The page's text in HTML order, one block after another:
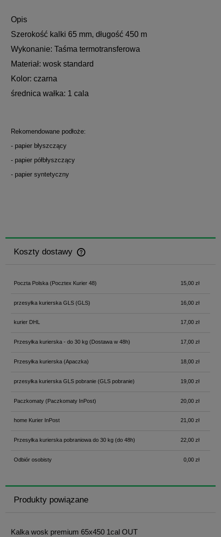
Opis
Szerokość kalki 65 mm, długość 450 m
Wykonanie: Taśma termotransferowa
Materiał: wosk standard
Kolor: czarna
średnica wałka: 1 cala
Rekomendowane podłoże:
- papier błyszczący
- papier półbłyszczący
- papier syntetyczny
Koszty dostawy
Cena nie zawiera ewentualnych kosztów płatności
Poczta Polska(Pocztex Kurier 48) 15,00 zł
przesyłka kurierska GLS(GLS) 16,00 zł
kurier DHL 17,00 zł
Przesyłka kurierska - do 30 kg(Dostawa w 48h) 17,00 zł
Przesyłka kurierska (Apaczka) 18,00 zł
przesyłka kurierska GLS pobranie(GLS pobranie) 19,00 zł
Paczkomaty(Paczkomaty InPost) 20,00 zł
home Kurier InPost 21,00 zł
Przesyłka kurierska pobraniowa do 30 kg(do 48h) 22,00 zł
Odbiór osobisty 0,00 zł
Produkty powiązane
Kalka wosk premium 65x450 1cal OUT